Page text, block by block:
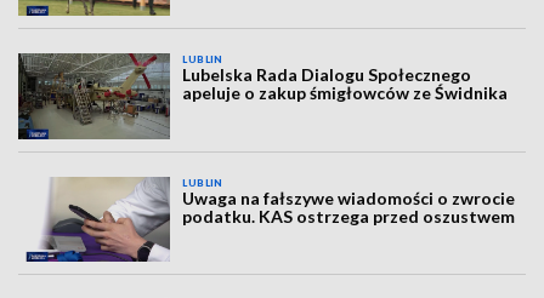
LUBLIN
Lubelska Rada Dialogu Społecznego
apeluje o zakup śmigłowców ze Świdnika
LUBLIN
Uwaga na fałszywe wiadomości o zwrocie
podatku. KAS ostrzega przed oszustwem